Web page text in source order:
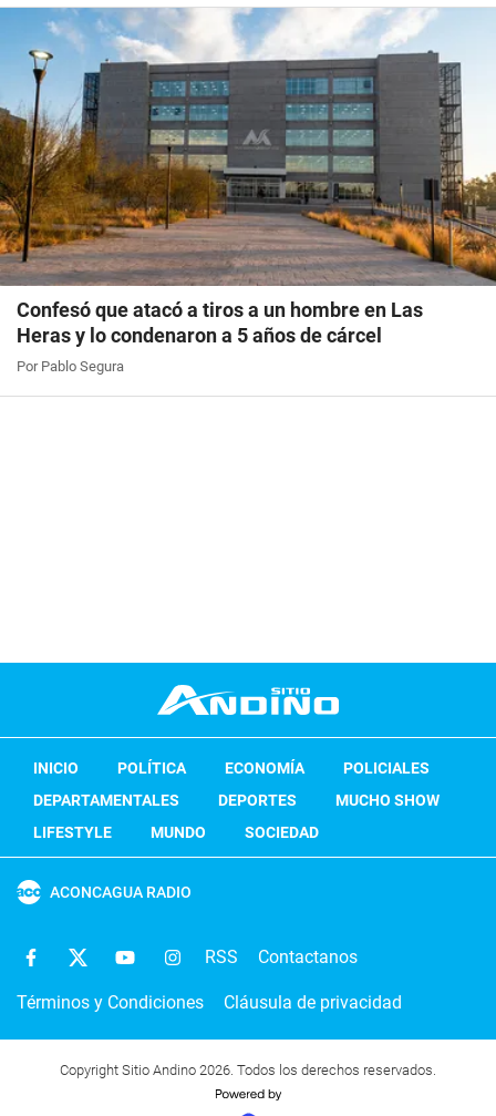
Confesó que atacó a tiros a un hombre en Las
Heras y lo condenaron a 5 años de cárcel
Por Pablo Segura
INICIO POLÍTICA ECONOMÍA
POLICIALES
DEPARTAMENTALES
DEPORTES
MUCHO SHOW
LIFESTYLE
MUNDO SOCIEDAD
ACONCAGUA RADIO
RSS Contactanos
Términos y Condiciones Cláusula de privacidad
Copyright Sitio Andino 2026. Todos los derechos reservados.